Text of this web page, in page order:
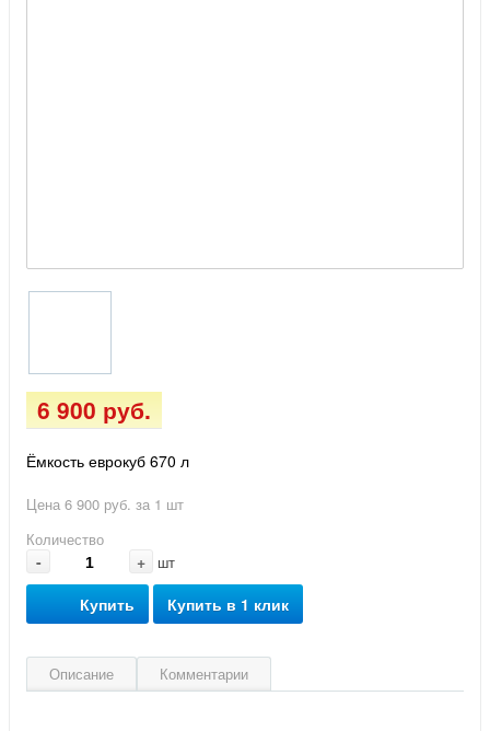
6 900 руб.
Ёмкость еврокуб 670 л
Цена 6 900 руб. за 1 шт
Количество
- + шт
Купить Купить в 1 клик
Описание Комментарии